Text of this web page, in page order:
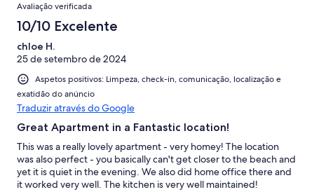
Avaliação verificada
10/10 Excelente
chloe H.
25 de setembro de 2024
Aspetos positivos: Limpeza, check-in, comunicação, localização e
exatidão do anúncio
Traduzir através do Google
Great Apartment in a Fantastic location!
This was a really lovely apartment - very homey! The location
was also perfect - you basically can't get closer to the beach and
yet it is quiet in the evening. We also did home office there and
it worked very well. The kitchen is very well maintained!